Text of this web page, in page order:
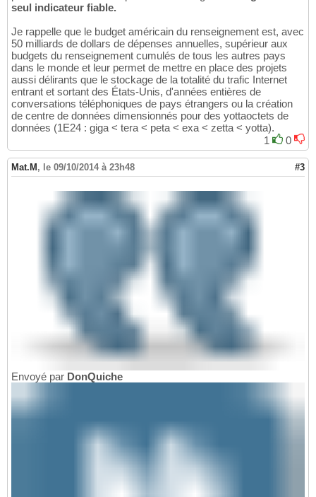
seul indicateur fiable.
Je rappelle que le budget américain du renseignement est, avec
50 milliards de dollars de dépenses annuelles, supérieur aux
budgets du renseignement cumulés de tous les autres pays
dans le monde et leur permet de mettre en place des projets
aussi délirants que le stockage de la totalité du trafic Internet
entrant et sortant des États-Unis, d'années entières de
conversations téléphoniques de pays étrangers ou la création
de centre de données dimensionnés pour des yottaoctets de
données (1E24 : giga < tera < peta < exa < zetta < yotta).
1
0
Mat.M , le 09/10/2014 à 23h48 #3
Envoyé par DonQuiche